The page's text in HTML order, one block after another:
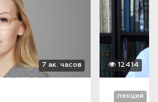
7 ак. часов 12414
лекция